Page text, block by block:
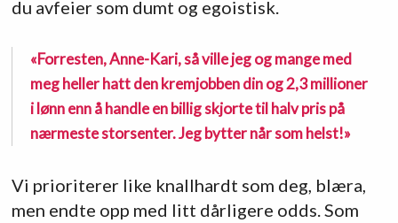
du avfeier som dumt og egoistisk.
«Forresten, Anne-Kari, så ville jeg og mange med
meg heller hatt den kremjobben din og 2,3 millioner
i lønn enn å handle en billig skjorte til halv pris på
nærmeste storsenter. Jeg bytter når som helst!»
Vi prioriterer like knallhardt som deg, blæra,
men endte opp med litt dårligere odds. Som